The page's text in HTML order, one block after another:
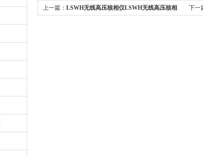
上一篇： LSWH无线高压核相仪LSWH无线高压核相 下一